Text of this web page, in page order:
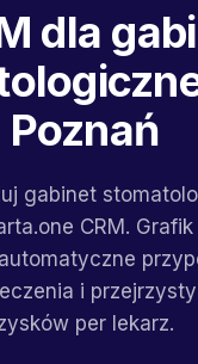
dla
Poznań
gabinet
CRM.
i
per lekarz.